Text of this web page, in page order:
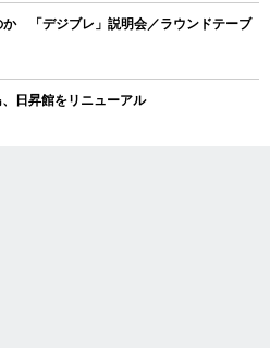
「デジブレ」説明会／ラウンドテーブ
日昇館をリニューアル